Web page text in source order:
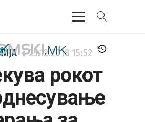
25.12.2018 15:52
рокот